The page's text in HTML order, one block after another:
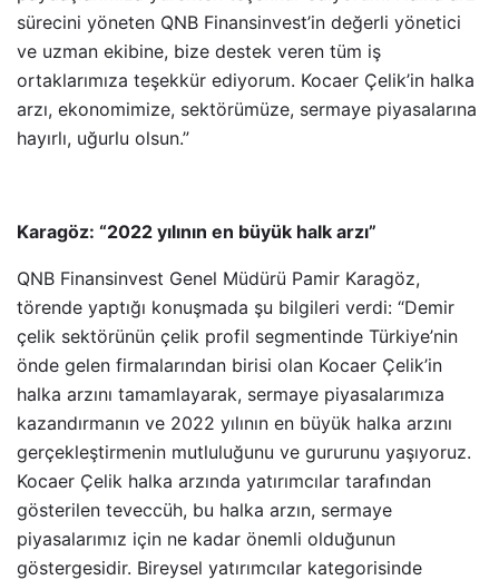
sürecini yöneten QNB Finansinvest’in değerli yönetici
ve uzman ekibine, bize destek veren tüm iş
ortaklarımıza teşekkür ediyorum. Kocaer Çelik’in halka
arzı, ekonomimize, sektörümüze, sermaye piyasalarına
hayırlı, uğurlu olsun.”
Karagöz: “2022 yılının en büyük halk arzı”
QNB Finansinvest Genel Müdürü Pamir Karagöz,
törende yaptığı konuşmada şu bilgileri verdi: “Demir
çelik sektörünün çelik profil segmentinde Türkiye’nin
önde gelen firmalarından birisi olan Kocaer Çelik’in
halka arzını tamamlayarak, sermaye piyasalarımıza
kazandırmanın ve 2022 yılının en büyük halka arzını
gerçekleştirmenin mutluluğunu ve gururunu yaşıyoruz.
Kocaer Çelik halka arzında yatırımcılar tarafından
gösterilen teveccüh, bu halka arzın, sermaye
piyasalarımız için ne kadar önemli olduğunun
göstergesidir. Bireysel yatırımcılar kategorisinde